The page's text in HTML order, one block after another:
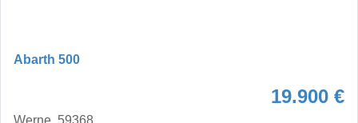
Abarth 500
19.900 €
Werne, 59368